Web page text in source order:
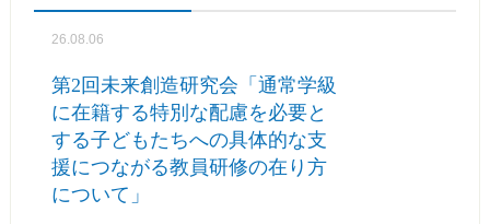
26.08.06
第2回未来創造研究会「通常学級
に在籍する特別な配慮を必要と
する子どもたちへの具体的な支
援につながる教員研修の在り方
について」